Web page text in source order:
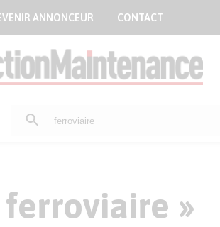
ANNONCEUR CONTACT
ferroviaire »